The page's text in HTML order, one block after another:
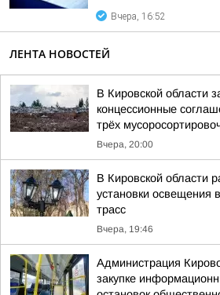
Вчера, 16:52
ЛЕНТА НОВОСТЕЙ
В Кировской области
концессионные
трёх
Вчера, 20:00
В Кировской области
установки освещения
трасс
Вчера, 19:46
Администрация
закупке